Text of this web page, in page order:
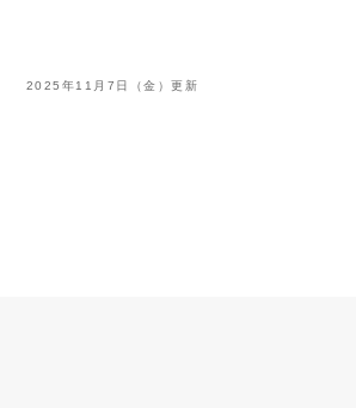
2025年11月7日（金）更新